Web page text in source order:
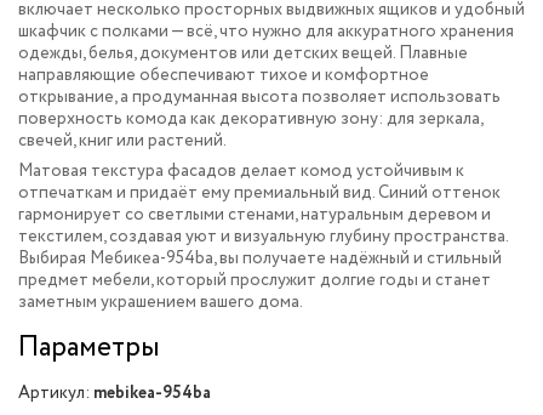
включает несколько просторных выдвижных ящиков и удобный
шкафчик с полками — всё, что нужно для аккуратного хранения
одежды, белья, документов или детских вещей. Плавные
направляющие обеспечивают тихое и комфортное
открывание, а продуманная высота позволяет использовать
поверхность комода как декоративную зону: для зеркала,
свечей, книг или растений.
Матовая текстура фасадов делает комод устойчивым к
отпечаткам и придаёт ему премиальный вид. Синий оттенок
гармонирует со светлыми стенами, натуральным деревом и
текстилем, создавая уют и визуальную глубину пространства.
Выбирая Мебикеа-954ba, вы получаете надёжный и стильный
предмет мебели, который прослужит долгие годы и станет
заметным украшением вашего дома.
Параметры
Артикул: mebikea-954ba